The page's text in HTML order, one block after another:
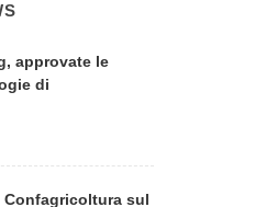
approvate le
di
sul